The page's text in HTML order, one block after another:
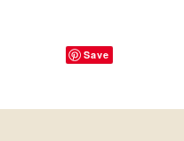
Save